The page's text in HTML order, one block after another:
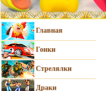
Главная
Гонки
Стрелялки
Драки